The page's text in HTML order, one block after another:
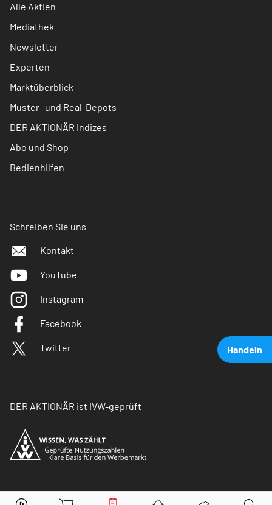
Handeln
Alle Aktien
Mediathek
Newsletter
Experten
Marktüberblick
Muster- und Real-Depots
DER AKTIONÄR Indizes
Abo und Shop
Bedienhilfen
Schreiben Sie uns
Kontakt
YouTube
Instagram
Facebook
Twitter
DER AKTIONÄR ist IVW-geprüft